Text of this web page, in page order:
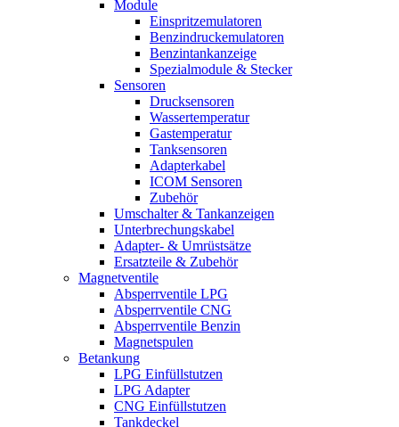
Module
Einspritzemulatoren
Benzindruckemulatoren
Benzintankanzeige
Spezialmodule & Stecker
Sensoren
Drucksensoren
Wassertemperatur
Gastemperatur
Tanksensoren
Adapterkabel
ICOM Sensoren
Zubehör
Umschalter & Tankanzeigen
Unterbrechungskabel
Adapter- & Umrüstsätze
Ersatzteile & Zubehör
Magnetventile
Absperrventile LPG
Absperrventile CNG
Absperrventile Benzin
Magnetspulen
Betankung
LPG Einfüllstutzen
LPG Adapter
CNG Einfüllstutzen
Tankdeckel